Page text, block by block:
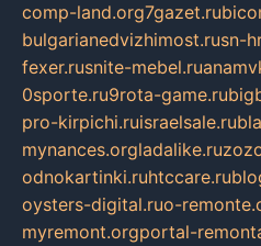
comp-land.org7gazet.ru
bulgarianedvizhimost.rusn-
fexer.rusnite-mebel.ru
0sporte.ru9rota-game.ru
pro-kirpichi.ruisraelsale.ru
mynances.orgladalike.ru
odnokartinki.ruhtccare.ru
oysters-digital.ruo-
myremont.orgportal-